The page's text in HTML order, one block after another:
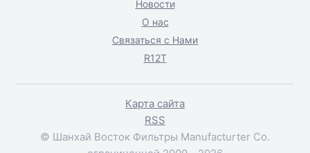
Новости
О нас
Связаться с Нами
R12T
Карта сайта
RSS
© Шанхай Восток Фильтры Manufacturter Co.